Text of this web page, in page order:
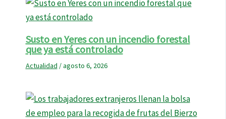
Susto en Yeres con un incendio forestal
que ya está controlado
Actualidad /agosto 6, 2026